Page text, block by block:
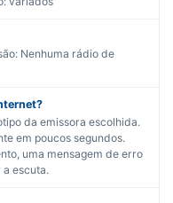
Nenhuma rádio de
da emissora escolhida.
em poucos segundos.
uma mensagem de erro
escuta.